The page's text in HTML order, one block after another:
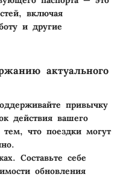
включая
и другие
актуального
привычку
действия вашего
тем, что поездки могут
. Составьте себе
обновления